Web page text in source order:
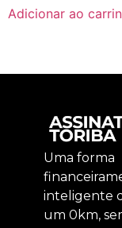
Adicionar ao
Uma forma
inteligente
um 0km,